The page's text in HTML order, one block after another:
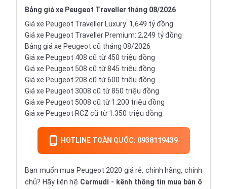
Bảng giá xe Peugeot Traveller tháng 08/2026
Giá xe Peugeot Traveller Luxury: 1,649 tỷ đồng
Giá xe Peugeot Traveller Premium: 2,249 tỷ đồng
Bảng giá xe Peugeot cũ tháng 08/2026
Giá xe Peugeot 408 cũ từ 450 triệu đồng
Giá xe Peugeot 508 cũ từ 845 triệu đồng
Giá xe Peugeot 208 cũ từ 600 triệu đồng
Giá xe Peugeot 3008 cũ từ 850 triệu đồng
Giá xe Peugeot 5008 cũ từ 1.200 triệu đồng
Giá xe Peugeot RCZ cũ từ 1.350 triệu đồng
HOTLINE TOÀN QUỐC: 0938119439
Bạn muốn mua Peugeot 2020 giá rẻ, chính hãng, chính
chủ? Hãy liên hệ Carmudi - kênh thông tin mua bán ô